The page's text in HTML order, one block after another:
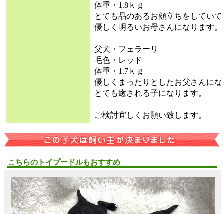
体重・1.8ｋｇ
とても品のあるお顔立ちをしていて
優しく明るいお母さんになります。
父犬・フェラーリ
毛色・レッド
体重・1.7ｋｇ
優しくまったりとしたお父さんに
とても癒される子になります。
ご検討宜しくお願い致します。
こちらのトイプードルもおすすめ